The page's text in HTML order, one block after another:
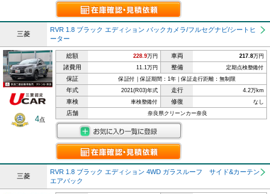
三菱
RVR 1.8 ブラック エディション バックカメラ/フルセグナビ/シートヒ
ーター
4点
総額 228.9万円 車両 217.8万円
諸費用 11.1万円 整備 定期点検整備付
保証 保証付｜保証期間：1年｜保証走行距離：無制限
年式 2021(R03)年式 走行 4.2万km
車検 車検整備付 修復 なし
店舗 奈良県クリーンカー奈良
三菱
RVR 1.8 ブラック エディション 4WD ガラスルーフ サイド&カーテン
エアバック